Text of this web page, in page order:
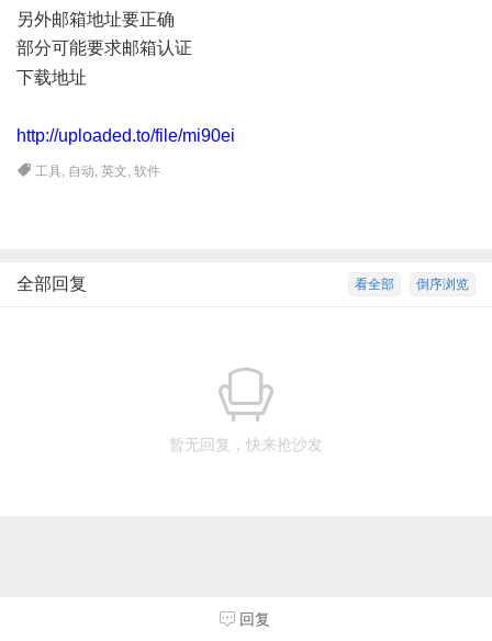
另外邮箱地址要正确
部分可能要求邮箱认证
下载地址
http://uploaded.to/file/mi90ei
工具, 自动,英文,软件
倒序浏览
看全部
全部回复
暂无回复，快来抢沙发
回复